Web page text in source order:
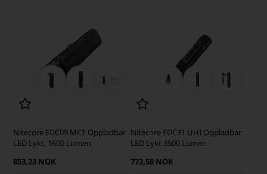
Nitecore EDC09 MCT Oppladbar
LED Lykt, 1600 Lumen
853,23 NOK
Nitecore EDC31 UHI Oppladbar
LED Lykt 3500 Lumen
772,58 NOK